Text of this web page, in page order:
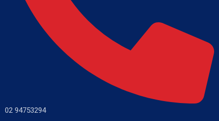
02 94753294